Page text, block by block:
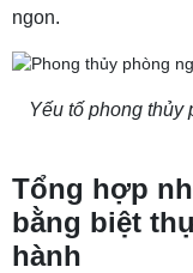
ngon.
Yếu tố phong thủy
Tổng hợp
bằng biệt
hành